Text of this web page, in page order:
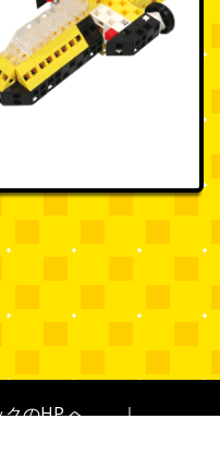
のHP へ｜